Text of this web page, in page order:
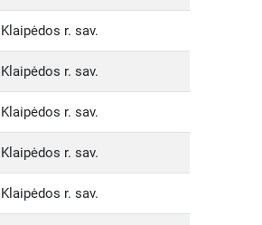
Klaipėdos r. sav.
Klaipėdos r. sav.
Klaipėdos r. sav.
Klaipėdos r. sav.
Klaipėdos r. sav.